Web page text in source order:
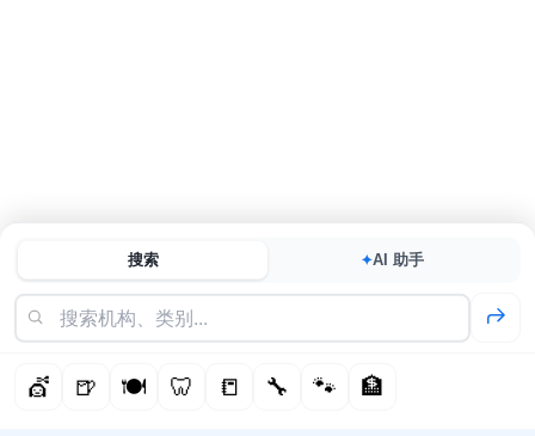
搜索 ✦AI 助手
💇 🍺 🍽️ 🦷 📒 🔧 🐾 🏦